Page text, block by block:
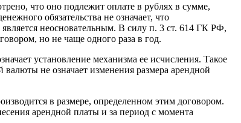
что оно подлежит оплате в рублях в сумме,
обязательства не означает, что
неосновательным. В силу п. 3 ст. 614 ГК РФ,
но не чаще одного раза в год.
установление механизма ее исчисления. Такое
не означает изменения размера арендной
в размере, определенном этим договором.
арендной платы и за период с момента